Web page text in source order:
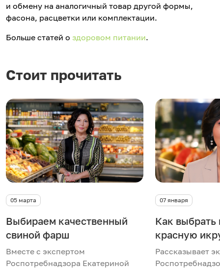
и обмену на аналогичный товар другой формы,
фасона, расцветки или комплектации.
Больше статей о здоровом питании.
Стоит прочитать
05 марта
Выбираем качественный
свиной фарш
Вместе с экспертом
Роспотребнадзора Екатериной
07 января
Как выбрать
красную
Рассказывает